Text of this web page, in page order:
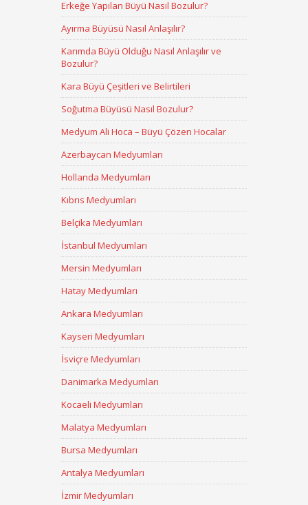
Erkeğe Yapılan Büyü Nasıl Bozulur?
Ayırma Büyüsü Nasıl Anlaşılır?
Karımda Büyü Olduğu Nasıl Anlaşılır ve
Bozulur?
Kara Büyü Çeşitleri ve Belirtileri
Soğutma Büyüsü Nasıl Bozulur?
Medyum Ali Hoca – Büyü Çözen Hocalar
Azerbaycan Medyumları
Hollanda Medyumları
Kıbrıs Medyumları
Belçika Medyumları
İstanbul Medyumları
Mersin Medyumları
Hatay Medyumları
Ankara Medyumları
Kayseri Medyumları
İsviçre Medyumları
Danimarka Medyumları
Kocaeli Medyumları
Malatya Medyumları
Bursa Medyumları
Antalya Medyumları
İzmir Medyumları